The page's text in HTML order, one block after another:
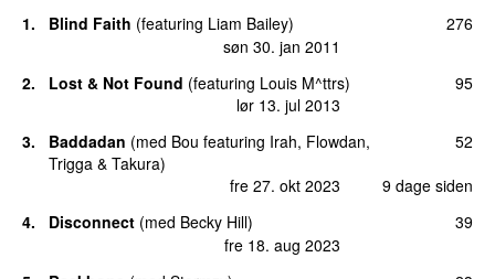
1. Blind Faith (featuring Liam Bailey)
søn 30. jan 2011
276
2. Lost & Not Found (featuring Louis M^ttrs)
lør 13. jul 2013
95
3. Baddadan (med Bou featuring Irah, Flowdan,
Trigga & Takura)
fre 27. okt 2023
9 dage siden
52
4. Disconnect (med Becky Hill)
fre 18. aug 2023
39